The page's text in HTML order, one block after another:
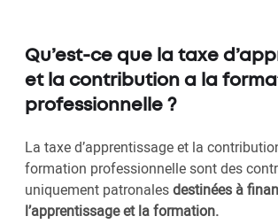
Qu’est-ce que la taxe
et la contribution a la
professionnelle ?
La taxe d’apprentissage et la
formation professionnelle sont des
uniquement patronalesdestinées à
l’apprentissage et la formation.